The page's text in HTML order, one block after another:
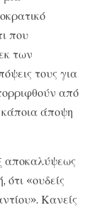
που
των
τους για
από
κάποια άποψη
αποκαλύψεως
ότι «ουδείς
Κανείς